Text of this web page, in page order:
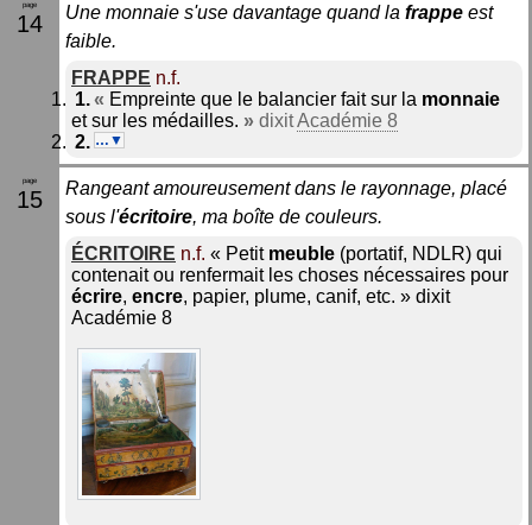
14 Une monnaie s'use davantage quand la frappe est
faible.
FRAPPE n.f.
« Empreinte que le balancier fait sur la monnaie
et sur les médailles. » dixitAcadémie 8
…▼
15
Rangeant amoureusement dans le rayonnage, placé
sous l'écritoire, ma boîte de couleurs.
ÉCRITOIRE n.f. « Petit meuble (portatif, NDLR) qui
contenait ou renfermait les choses nécessaires pour
écrire, encre, papier, plume, canif, etc. » dixit
Académie 8